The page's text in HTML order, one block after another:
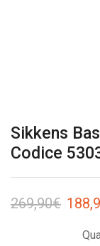
Sikkens
Codice
269,90€